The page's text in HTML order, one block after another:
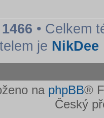
1466 • Celkem
je NikDee
na phpBB®
Český